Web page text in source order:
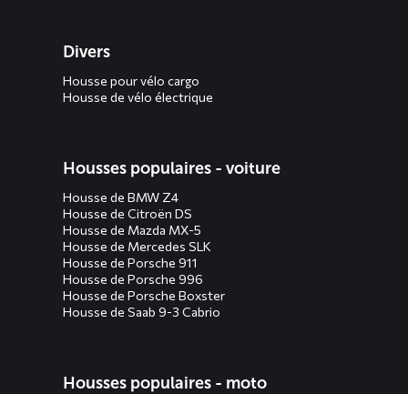
Divers
Housse pour vélo cargo
Housse de vélo électrique
Housses populaires - voiture
Housse de BMW Z4
Housse de Citroën DS
Housse de Mazda MX-5
Housse de Mercedes SLK
Housse de Porsche 911
Housse de Porsche 996
Housse de Porsche Boxster
Housse de Saab 9-3 Cabrio
Housses populaires - moto